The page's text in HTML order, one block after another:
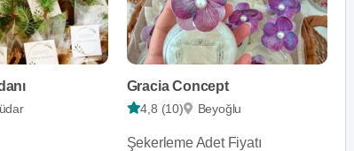
Gracia Concept
4,8 (10) Beyoğlu
Şekerleme Adet Fiyatı